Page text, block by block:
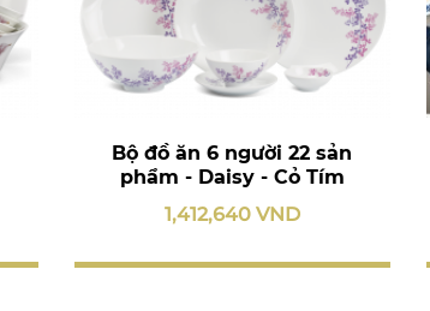
Bộ đồ ăn 6 người 22 sản
phẩm - Daisy - Cỏ Tím
1,412,640 VND